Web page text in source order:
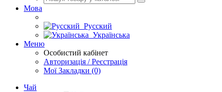
Мова
Русский
Українська
Меню
Особистий кабінет
Авторизація / Реєстрація
Мої Закладки (0)
Чай